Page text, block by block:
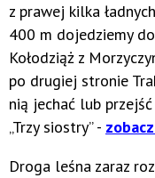
z prawej kilka
400 m dojedziemy
Kołodziąż z
po drugiej stronie
nią jechać lub
„Trzy siostry” -
Droga leśna zaraz